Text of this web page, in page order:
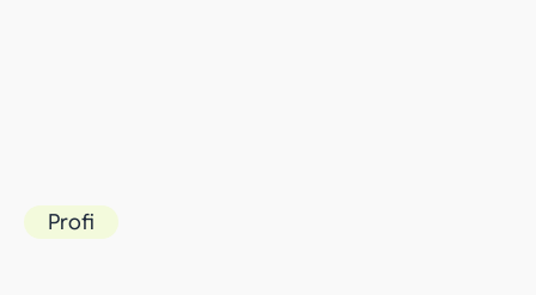
Profi